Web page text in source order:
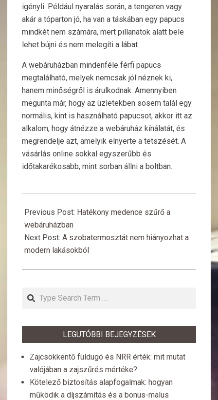
igényli. Például nyaralás során, a tengeren vagy
akár a tóparton jó, ha van a táskában egy papucs
mindkét nem számára, mert pillanatok alatt bele
lehet bújni és nem melegíti a lábat.
A webáruházban mindenféle férfi papucs
megtalálható, melyek nemcsak jól néznek ki,
hanem minőségről is árulkodnak. Amennyiben
megunta már, hogy az üzletekben sosem talál egy
normális, kint is használható papucsot, akkor itt az
alkalom, hogy átnézze a webáruház kínálatát, és
megrendelje azt, amelyik elnyerte a tetszését. A
vásárlás online sokkal egyszerűbb és
időtakarékosabb, mint sorban állni a boltban.
08-
24
Previous Post: Hatékony medence szűrő a
webáruházban
Next Post: A szobatermosztát nem hiányozhat a
modern lakásokból
Search
LEGUTÓBBI BEJEGYZÉSEK
Zajcsökkentő füldugó és NRR érték: mit mutat
valójában a zajszűrés mértéke?
Kötelező biztosítás alapfogalmak: hogyan
működik a díjszámítás és a bonus-malus